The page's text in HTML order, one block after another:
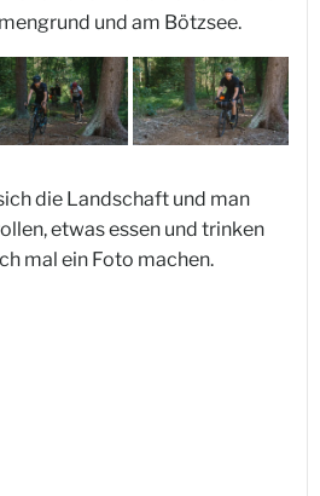
und am Bötzsee.
die Landschaft und man
etwas essen und trinken
mal ein Foto machen.